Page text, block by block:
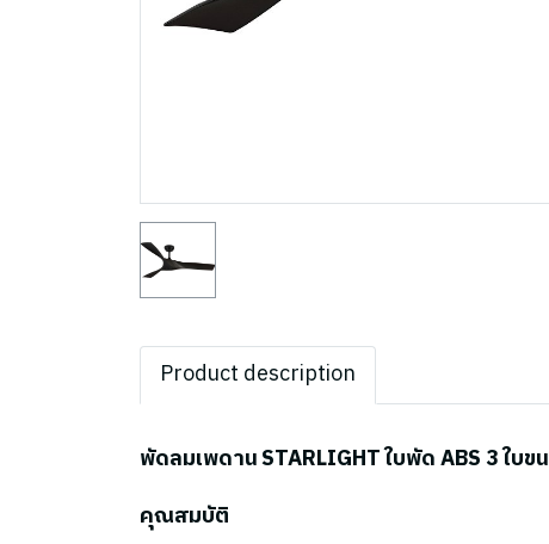
Product description
พัดลมเพดาน STARLIGHT ใบพัด ABS 3 ใบข
คุณสมบัติ